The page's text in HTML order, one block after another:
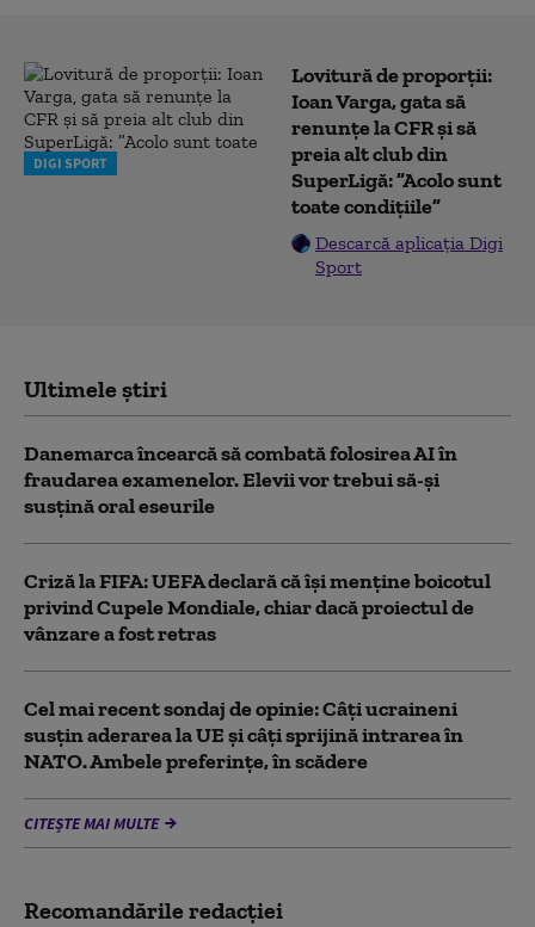
DIGI SPORT
Lovitură de proporții:
Ioan Varga, gata să
renunțe la CFR și să
preia alt club din
SuperLigă: ”Acolo sunt
toate condițiile”
Descarcă aplicația Digi
Sport
Ultimele știri
Danemarca încearcă să combată folosirea AI în
fraudarea examenelor. Elevii vor trebui să-şi
susţină oral eseurile
Criză la FIFA: UEFA declară că îşi menţine boicotul
privind Cupele Mondiale, chiar dacă proiectul de
vânzare a fost retras
Cel mai recent sondaj de opinie: Câți ucraineni
susțin aderarea la UE și câți sprijină intrarea în
NATO. Ambele preferințe, în scădere
CITEȘTE MAI MULTE
Recomandările redacţiei